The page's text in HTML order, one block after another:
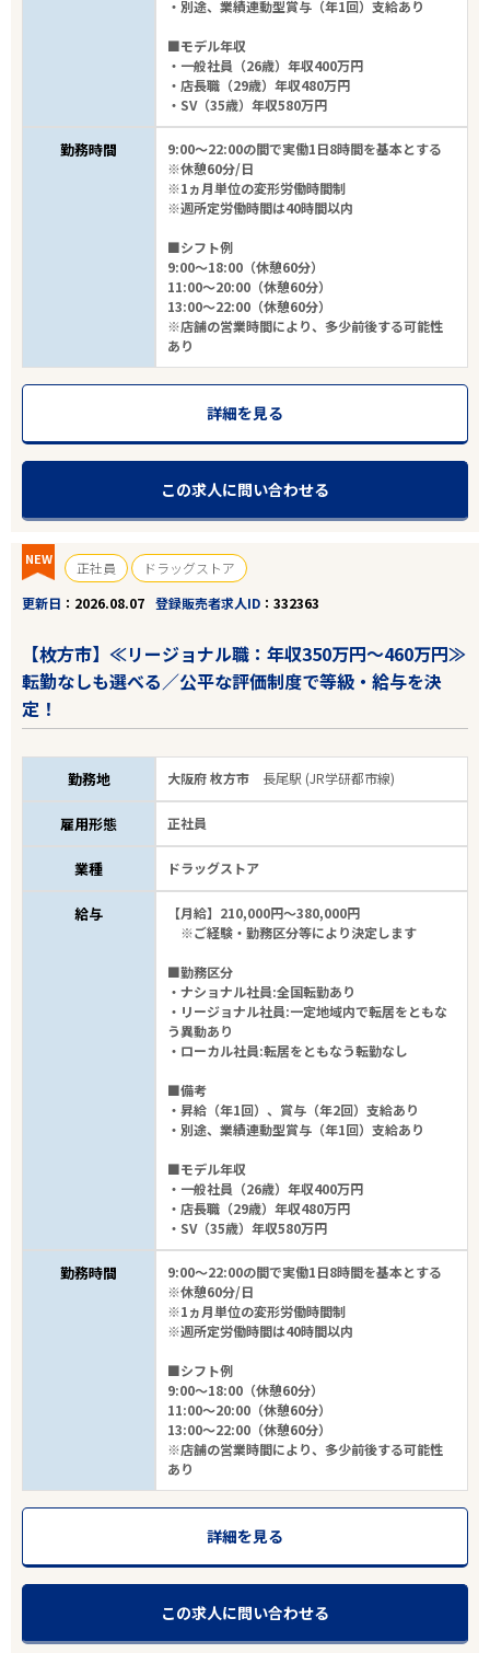
・別途、業績連動型賞与（年1回）支給あり
■モデル年収
・一般社員（26歳）年収400万円
・店長職（29歳）年収480万円
・SV（35歳）年収580万円
勤務時間
9:00～22:00の間で実働1日8時間を基本とする
※休憩60分/日
※1ヵ月単位の変形労働時間制
※週所定労働時間は40時間以内
■シフト例
9:00～18:00（休憩60分）
11:00～20:00（休憩60分）
13:00～22:00（休憩60分）
※店舗の営業時間により、多少前後する可能性
あり
詳細を見る
この求人に問い合わせる
NEW 正社員
ドラッグストア
更新日
2026.08.07 登録販売者求人ID 332363
【枚方市】≪リージョナル職：年収350万円～460万円≫
転勤なしも選べる／公平な評価制度で等級・給与を決
定！
勤務地 大阪府 枚方市 長尾駅 (JR学研都市線)
雇用形態 正社員
業種 ドラッグストア
給与
【月給】210,000円～380,000円
※ご経験・勤務区分等により決定します
■勤務区分
・ナショナル社員:全国転勤あり
・リージョナル社員:一定地域内で転居をともな
う異動あり
・ローカル社員:転居をともなう転勤なし
■備考
・昇給（年1回）、賞与（年2回）支給あり
・別途、業績連動型賞与（年1回）支給あり
■モデル年収
・一般社員（26歳）年収400万円
・店長職（29歳）年収480万円
・SV（35歳）年収580万円
勤務時間
9:00～22:00の間で実働1日8時間を基本とする
※休憩60分/日
※1ヵ月単位の変形労働時間制
※週所定労働時間は40時間以内
■シフト例
9:00～18:00（休憩60分）
11:00～20:00（休憩60分）
13:00～22:00（休憩60分）
※店舗の営業時間により、多少前後する可能性
あり
詳細を見る
この求人に問い合わせる